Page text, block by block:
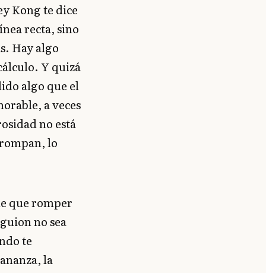
Kong te dice
recta, sino
Hay algo
Y quizá
algo que el
a veces
no está
lo
que romper
no sea
te
la